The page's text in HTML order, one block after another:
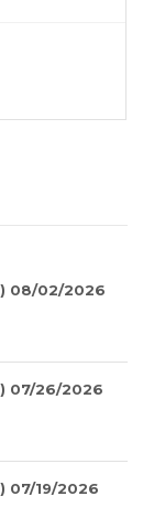
) 08/02/2026
) 07/26/2026
07/19/2026